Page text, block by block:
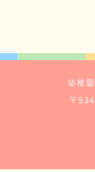
幼稚
〒